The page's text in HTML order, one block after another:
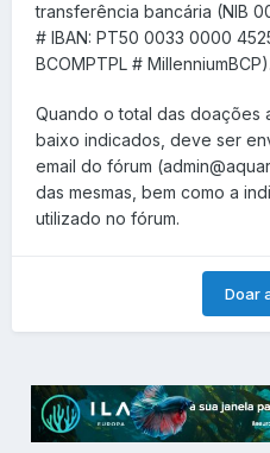
transferência bancária (NIB
# IBAN: PT50 0033 0000
BCOMPTPL # MillenniumBCP).
Quando o total das doações
baixo indicados, deve ser
email do fórum
das mesmas, bem como a
utilizado no fórum.
Doar